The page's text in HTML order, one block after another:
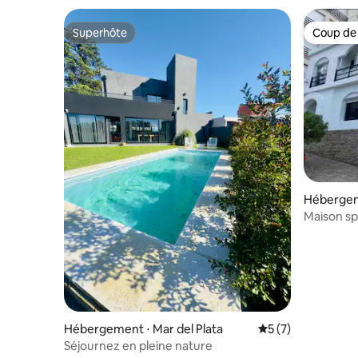
Superhôte
Superhôte
Hébergement ⋅ Mar del Plata Évaluation
5 (7)
Séjournez en pleine nature
Coup
Coup
Maison